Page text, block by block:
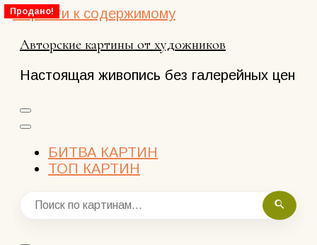
Перейти к содержимому
Авторские картины от художников
Настоящая живопись без галерейных цен
БИТВА КАРТИН
ТОП КАРТИН
Продано!